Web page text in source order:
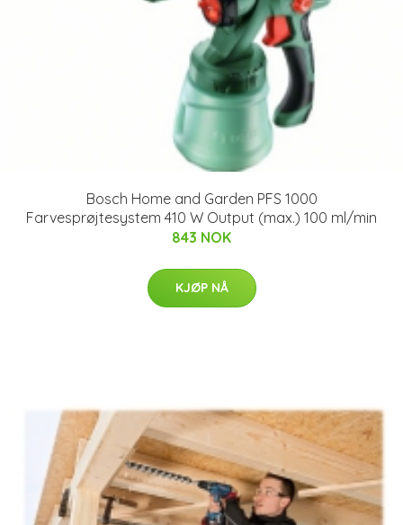
Bosch Home and Garden PFS 1000
Farvesprøjtesystem 410 W Output (max.) 100 ml/min
843 NOK
KJØP NÅ